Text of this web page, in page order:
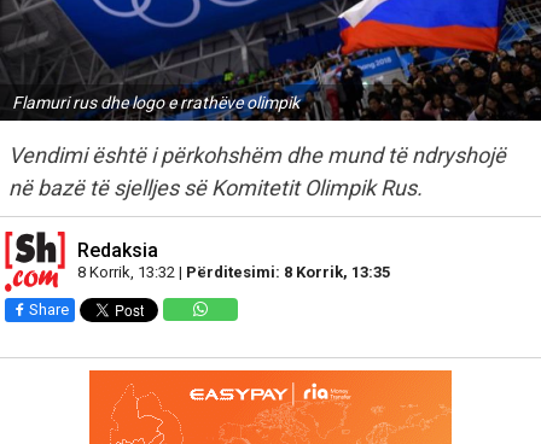
Flamuri rus dhe logo e rrathëve olimpik
Vendimi është i përkohshëm dhe mund të ndryshojë
në bazë të sjelljes së Komitetit Olimpik Rus.
Redaksia
8 Korrik, 13:32 | Përditesimi: 8 Korrik, 13:35
Share